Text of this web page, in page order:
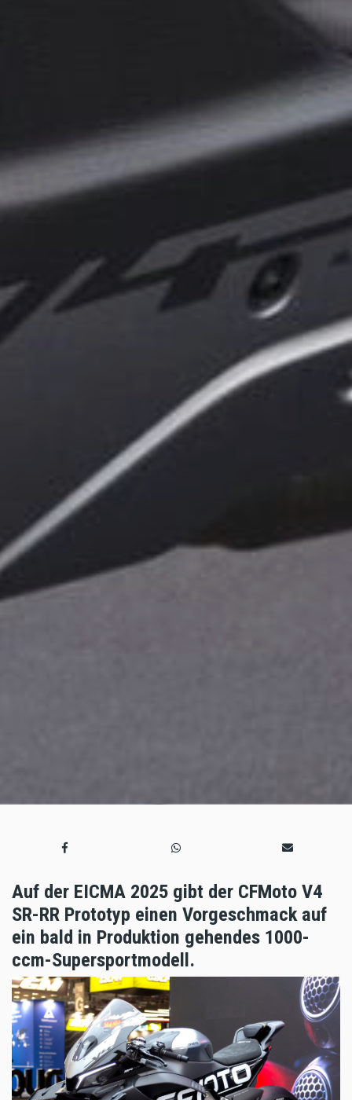
Auf der EICMA 2025 gibt der CFMoto V4
SR-RR Prototyp einen Vorgeschmack auf
ein bald in Produktion gehendes 1000-
ccm-Supersportmodell.